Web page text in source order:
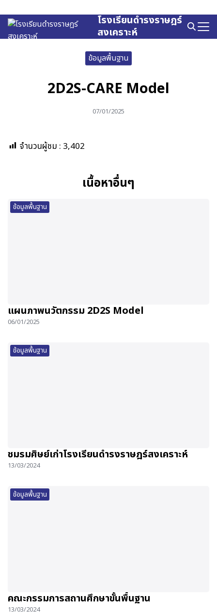
to
content
โรงเรียนดำรงราษฎร์
สงเคราะห์
Search
for:
ข้อมูลพื้นฐาน
2D2S-CARE Model
07/01/2025
จำนวนผู้ชม : 3,402
เนื้อหาอื่นๆ
ข้อมูลพื้นฐาน
แผนภาพนวัตกรรม 2D2S Model
06/01/2025
ข้อมูลพื้นฐาน
ชมรมศิษย์เก่าโรงเรียนดำรงราษฎร์สงเคราะห์
13/03/2024
ข้อมูลพื้นฐาน
คณะกรรมการสถานศึกษาขั้นพื้นฐาน
13/03/2024